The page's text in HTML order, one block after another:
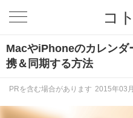
コ
MacやiPhoneのカレン
携＆同期する方法
PRを含む場合があります 2015年03